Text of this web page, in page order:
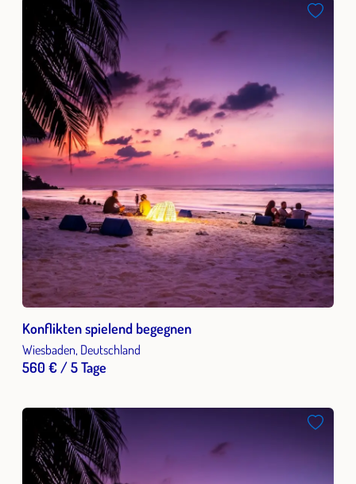
Konflikten spielend begegnen
Wiesbaden, Deutschland
560 € / 5 Tage